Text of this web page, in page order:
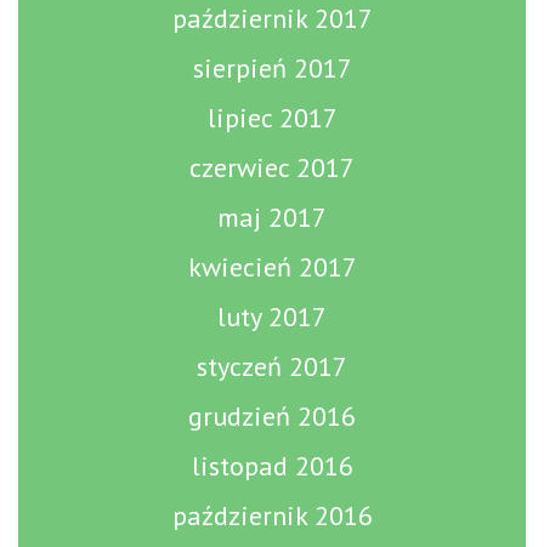
październik 2017
sierpień 2017
lipiec 2017
czerwiec 2017
maj 2017
kwiecień 2017
luty 2017
styczeń 2017
grudzień 2016
listopad 2016
październik 2016